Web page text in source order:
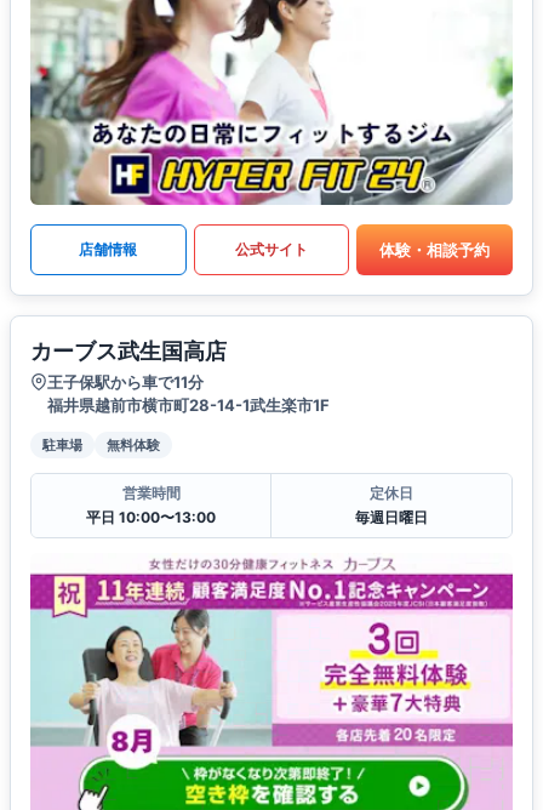
店舗情報 公式サイト 体験・相談予約
カーブス武生国高店
王子保駅から車で11分
福井県越前市横市町28-14-1武生楽市1F
駐車場 無料体験
営業時間
平日 10:00〜13:00
定休日
毎週日曜日